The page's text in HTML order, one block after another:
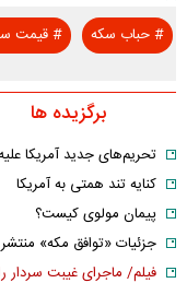
#حباب سکه #قیمت
برگزیده ها
تحریم‌های جدید آمریکا
کنایه تند همتی به آمریکا
پیمان مولوی کیست؟
جزئیات «توافق مکه»
فیلم/ ماجرای غیبت